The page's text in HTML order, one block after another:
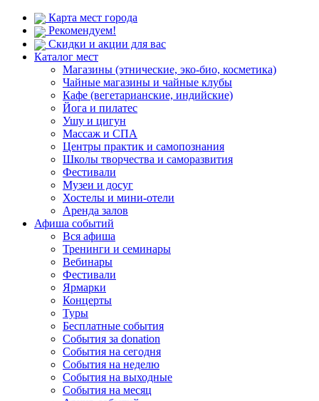
Карта мест города
Рекомендуем!
Скидки и акции для вас
Каталог мест
Магазины (этнические, эко-био, косметика)
Чайные магазины и чайные клубы
Кафе (вегетарианские, индийские)
Йога и пилатес
Ушу и цигун
Массаж и СПА
Центры практик и самопознания
Школы творчества и саморазвития
Фестивали
Музеи и досуг
Хостелы и мини-отели
Аренда залов
Афиша событий
Вся афиша
Тренинги и семинары
Вебинары
Фестивали
Ярмарки
Концерты
Туры
Бесплатные события
События за donation
События на сегодня
События на неделю
События на выходные
События на месяц